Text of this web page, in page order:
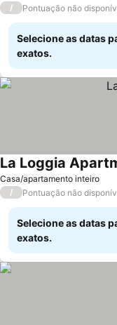
/ Pontuação não
Selecione as datas
exatos.
Casa/apartamento inteiro
La Loggia
/ Pontuação não
Selecione as datas
exatos.